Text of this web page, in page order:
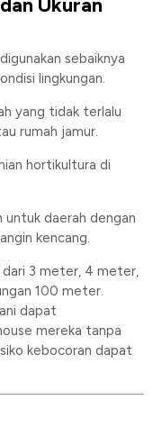
Ukuran
sebaiknya
lingkungan.
yang tidak terlalu
rumah jamur.
hortikultura di
untuk daerah dengan
kencang.
dari 3 meter, 4 meter,
100 meter.
dapat
mereka tanpa
kebocoran dapat